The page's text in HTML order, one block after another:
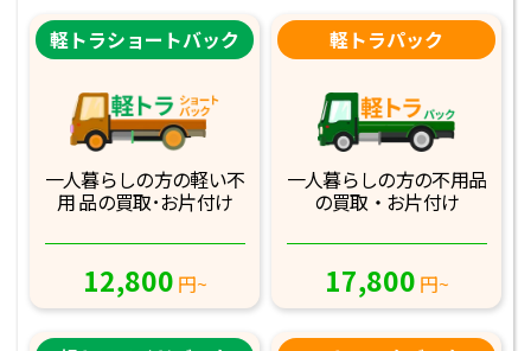
軽トラショートバック
一人暮らしの方の軽い不
用 品の買取･お片付け
12,800 円~
軽トラパック
一人暮らしの方の不用品
の買取・お片付け
17,800 円~